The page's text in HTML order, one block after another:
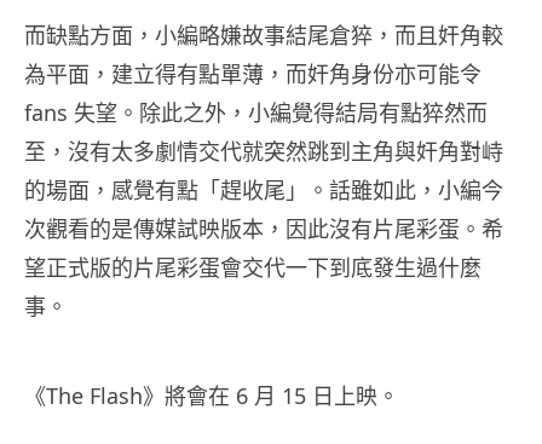
而缺點方面，小編略嫌故事結尾倉猝，而且奸角較
為平面，建立得有點單薄，而奸角身份亦可能令
fans 失望。除此之外，小編覺得結局有點猝然而
至，沒有太多劇情交代就突然跳到主角與奸角對峙
的場面，感覺有點「趕收尾」。話雖如此，小編今
次觀看的是傳媒試映版本，因此沒有片尾彩蛋。希
望正式版的片尾彩蛋會交代一下到底發生過什麼
事。
《The Flash》將會在 6 月 15 日上映。